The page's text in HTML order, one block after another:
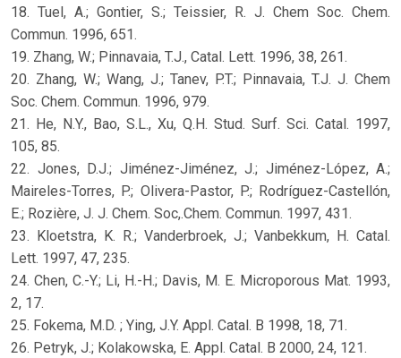
18. Tuel, A.; Gontier, S.; Teissier, R. J. Chem Soc. Chem.
Commun. 1996, 651.
19. Zhang, W.; Pinnavaia, T.J., Catal. Lett. 1996, 38, 261.
20. Zhang, W.; Wang, J.; Tanev, P.T.; Pinnavaia, T.J. J. Chem
Soc. Chem. Commun. 1996, 979.
21. He, N.Y., Bao, S.L., Xu, Q.H. Stud. Surf. Sci. Catal. 1997,
105, 85.
22. Jones, D.J.; Jiménez-Jiménez, J.; Jiménez-López, A.;
Maireles-Torres, P.; Olivera-Pastor, P.; Rodríguez-Castellón,
E.; Rozière, J. J. Chem. Soc,.Chem. Commun. 1997, 431.
23. Kloetstra, K. R.; Vanderbroek, J.; Vanbekkum, H. Catal.
Lett. 1997, 47, 235.
24. Chen, C.-Y.; Li, H.-H.; Davis, M. E. Microporous Mat. 1993,
2, 17.
25. Fokema, M.D. ; Ying, J.Y. Appl. Catal. B 1998, 18, 71.
26. Petryk, J.; Kolakowska, E. Appl. Catal. B 2000, 24, 121.